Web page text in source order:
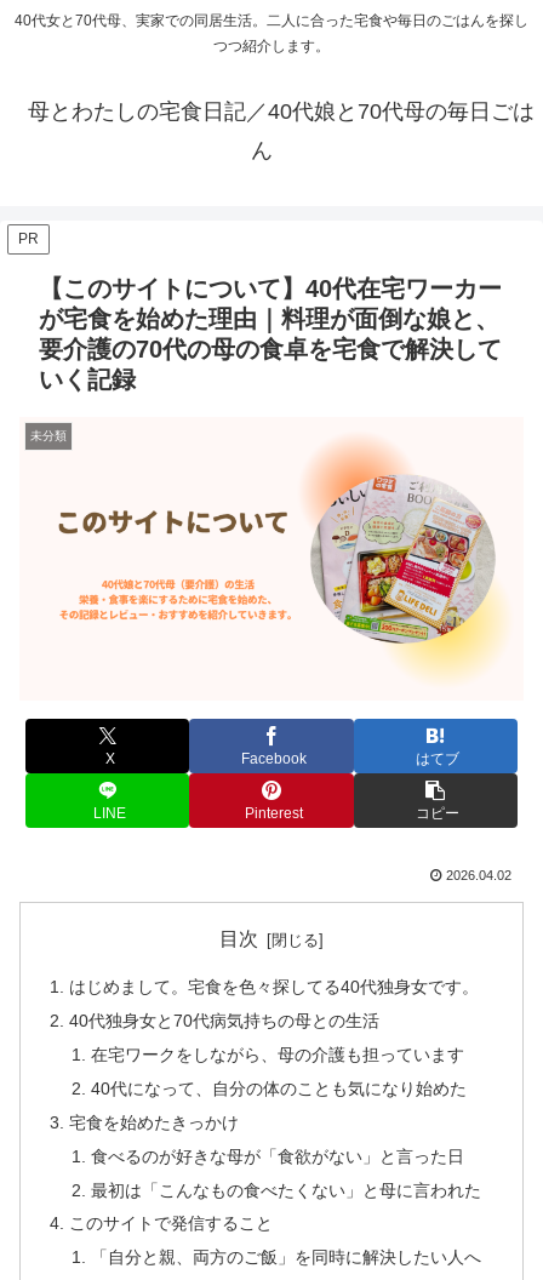
40代女と70代母、実家での同居生活。二人に合った宅食や毎日のごはんを探し
つつ紹介します。
母とわたしの宅食日記／40代娘と70代母の毎日ごは
ん
PR
【このサイトについて】40代在宅ワーカー
が宅食を始めた理由｜料理が面倒な娘と、
要介護の70代の母の食卓を宅食で解決して
いく記録
未分類
X Facebook はてブ
LINE Pinterest コピー
2026.04.02
目次
はじめまして。宅食を色々探してる40代独身女です。
40代独身女と70代病気持ちの母との生活
在宅ワークをしながら、母の介護も担っています
40代になって、自分の体のことも気になり始めた
宅食を始めたきっかけ
食べるのが好きな母が「食欲がない」と言った日
最初は「こんなもの食べたくない」と母に言われた
このサイトで発信すること
「自分と親、両方のご飯」を同時に解決したい人へ